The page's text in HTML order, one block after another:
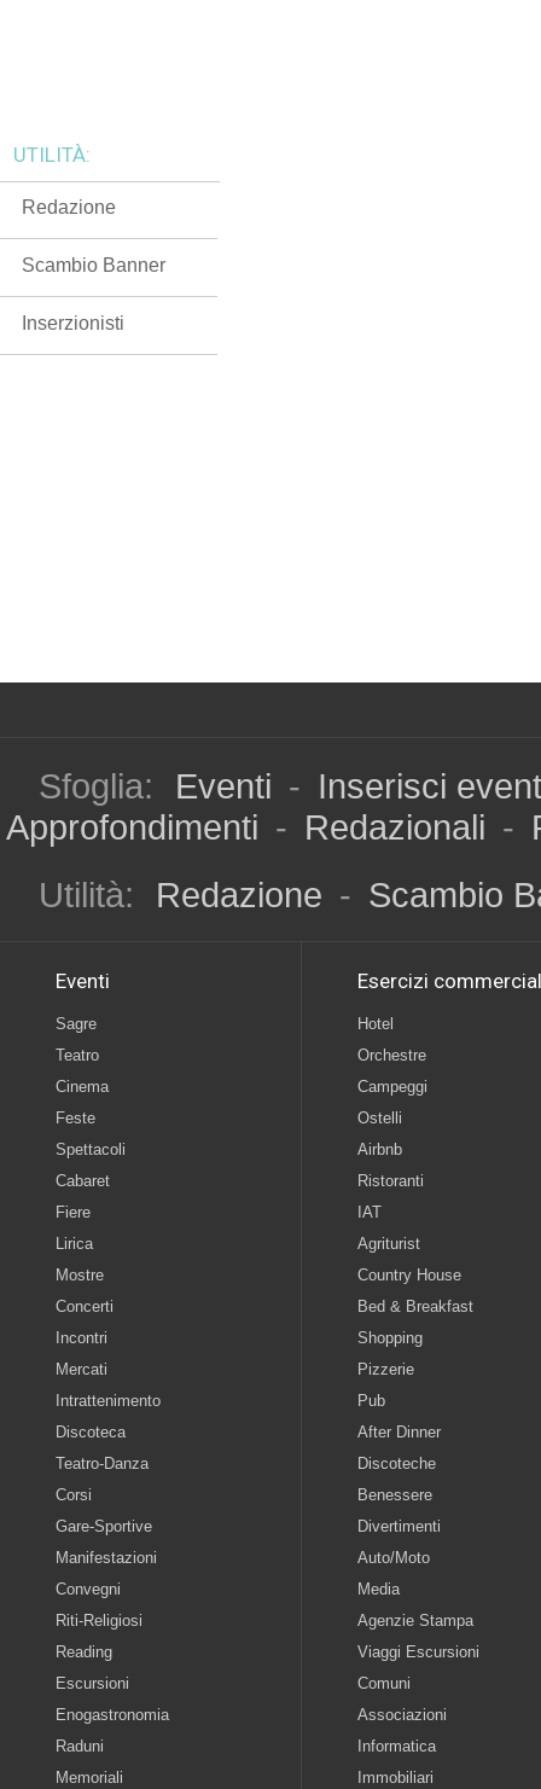
UTILITÀ:
Redazione
Scambio Banner
Inserzionisti
Sfoglia: Eventi - Inserisci
Approfondimenti - Redazionali -
Utilità:
Redazione - Scambio
Eventi
Sagre
Teatro
Cinema
Feste
Spettacoli
Cabaret
Fiere
Lirica
Mostre
Concerti
Incontri
Mercati
Intrattenimento
Discoteca
Teatro-Danza
Corsi
Gare-Sportive
Manifestazioni
Convegni
Riti-Religiosi
Reading
Escursioni
Enogastronomia
Raduni
Memoriali
Esercizi
Hotel
Orchestre
Campeggi
Ostelli
Airbnb
Ristoranti
IAT
Agriturist
Country House
Bed & Breakfast
Shopping
Pizzerie
Pub
After Dinner
Discoteche
Benessere
Divertimenti
Auto/Moto
Media
Agenzie Stampa
Viaggi Escursioni
Comuni
Associazioni
Informatica
Immobiliari